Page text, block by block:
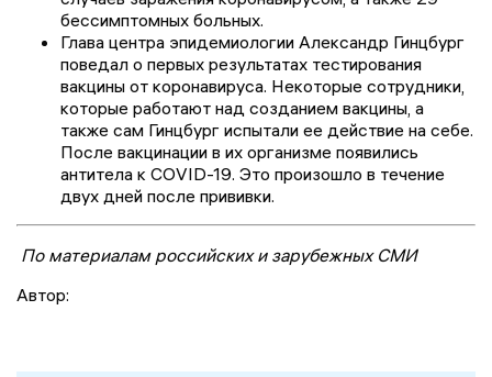
бессимптомных больных.
Глава центра эпидемиологии Александр Гинцбург
поведал о первых результатах тестирования
вакцины от коронавируса. Некоторые сотрудники,
которые работают над созданием вакцины, а
также сам Гинцбург испытали ее действие на себе.
После вакцинации в их организме появились
антитела к COVID-19. Это произошло в течение
двух дней после прививки.
По материалам российских и зарубежных СМИ
Автор: